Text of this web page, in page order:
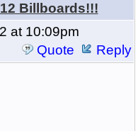
Billboards!!!
at 10:09pm
Quote
Reply